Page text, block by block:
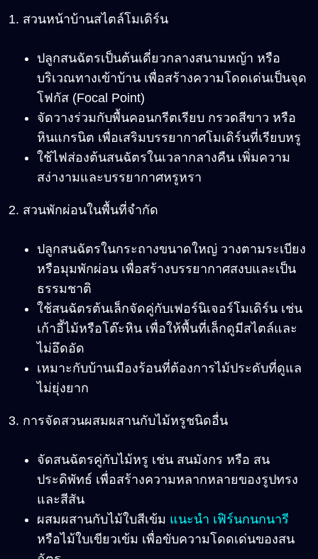
1. สวนหน้าบ้านสไตล์โมเดิร์น
ปลูกสนฉัตรเป็นต้นเดี่ยวกลางสนามหญ้า หรือ
บริเวณทางเข้าบ้าน เพื่อสร้างความโดดเด่นเป็นจุด
โฟกัส (Focal Point)
จัดวางร่วมกับพื้นคอนกรีตเรียบ กรวดสีขาว หรือ
หินแกรนิต เพื่อเสริมบรรยากาศโมเดิร์นที่เรียบหรู
ใช้ไฟส่องต้นสนฉัตรในเวลากลางคืน เพิ่มความ
สง่างามและบรรยากาศหรูหรา
2. สวนพักผ่อนในพื้นที่จำกัด
ปลูกสนฉัตรในกระถางขนาดใหญ่ วางตามระเบียง
หรือมุมพักผ่อน เพื่อสร้างบรรยากาศสงบและเป็น
ธรรมชาติ
ใช้สนฉัตรต้นเล็กจัดคู่กับเฟอร์นิเจอร์โมเดิร์น เช่น
เก้าอี้ไม้หรือโต๊ะหิน เพื่อให้พื้นที่เล็กดูมีสไตล์และ
ไม่อึดอัด
เหมาะกับบ้านเมืองร้อนที่ต้องการไม้ประดับที่ดูแล
ไม่ยุ่งยาก
3. การจัดสวนผสมผสานกับไม้หรูชนิดอื่น
จัดสนฉัตรคู่กับไม้หรู เช่น สนมังกร หรือ สน
ประดิพัทธ์ เพื่อสร้างความหลากหลายของรูปทรง
และสีสัน
ผสมผสานกับไม้ใบสีเข้ม แนะนำ เฟิร์นกนกนารี
หรือไม้ใบเขียวเข้ม เพื่อขับความโดดเด่นของสน